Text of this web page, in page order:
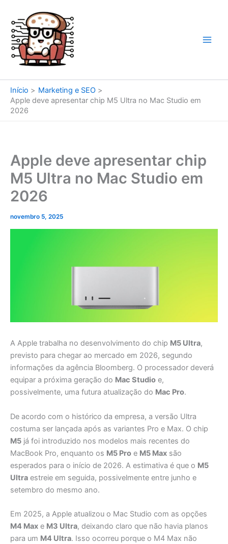
conteúdo
Início
Marketing e SEO
Apple deve apresentar chip M5 Ultra no Mac Studio em
2026
Apple deve apresentar chip
M5 Ultra no Mac Studio em
2026
novembro 5, 2025
A Apple trabalha no desenvolvimento do chip M5 Ultra,
previsto para chegar ao mercado em 2026, segundo
informações da agência Bloomberg. O processador deverá
equipar a próxima geração do Mac Studio e,
possivelmente, uma futura atualização do Mac Pro.
De acordo com o histórico da empresa, a versão Ultra
costuma ser lançada após as variantes Pro e Max. O chip
M5 já foi introduzido nos modelos mais recentes do
MacBook Pro, enquanto os M5 Pro e M5 Max são
esperados para o início de 2026. A estimativa é que o M5
Ultra estreie em seguida, possivelmente entre junho e
setembro do mesmo ano.
Em 2025, a Apple atualizou o Mac Studio com as opções
M4 Max e M3 Ultra, deixando claro que não havia planos
para um M4 Ultra. Isso ocorreu porque o M4 Max não